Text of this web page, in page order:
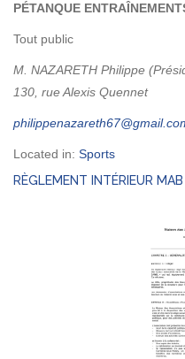
PÉTANQUE
Tout public
M. NAZARETH Philippe
130, rue Alexis Quennet
Located in: Sports
RÈGLEMENT INTÉRIEUR MAB